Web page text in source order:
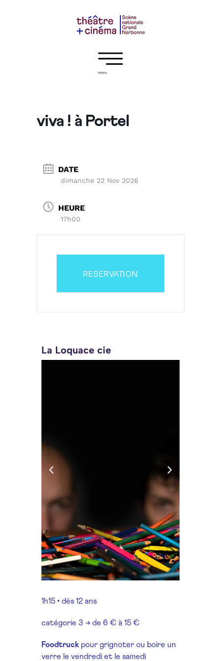
menu
viva ! à Portel
DATE
dimanche 22 Nov 2026
HEURE
17h00
RESERVATION
La Loquace cie
1h15 • dès 12 ans
catégorie 3 → de 6 € à 15 €
Foodtruck pour grignoter ou boire un
verre le vendredi et le samedi